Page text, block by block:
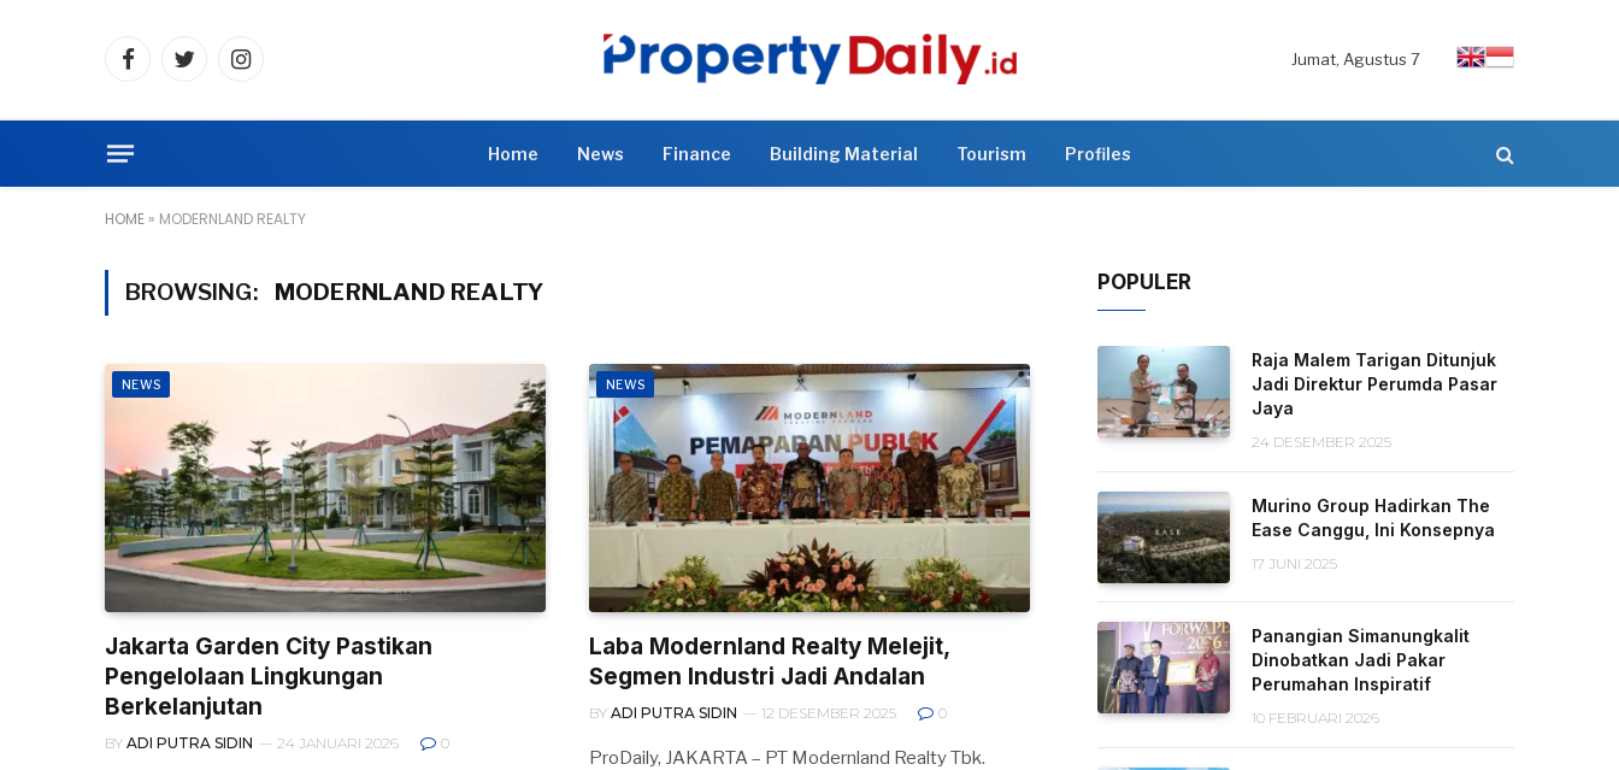
FacebookTwitterInstagram
Jumat, Agustus 7
Home News Finance Building Material Tourism Profiles
HOME » MODERNLAND REALTY
BROWSING: MODERNLAND REALTY
NEWS
Jakarta Garden City Pastikan
Pengelolaan Lingkungan
Berkelanjutan
BY ADI PUTRA SIDIN 24 JANUARI 2026 0
NEWS
Laba Modernland Realty Melejit,
Segmen Industri Jadi Andalan
BY ADI PUTRA SIDIN 12 DESEMBER 2025 0
ProDaily, JAKARTA – PT Modernland Realty Tbk.
POPULER
Raja Malem Tarigan Ditunjuk
Jadi Direktur Perumda Pasar
Jaya
24 DESEMBER 2025
Murino Group Hadirkan The
Ease Canggu, Ini Konsepnya
17 JUNI 2025
Panangian Simanungkalit
Dinobatkan Jadi Pakar
Perumahan Inspiratif
10 FEBRUARI 2026